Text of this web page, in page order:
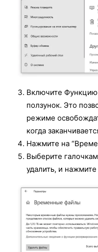
Включите Функцию
ползунок. Это
режиме
когда
Нажмите на
Выберите
удалить, и